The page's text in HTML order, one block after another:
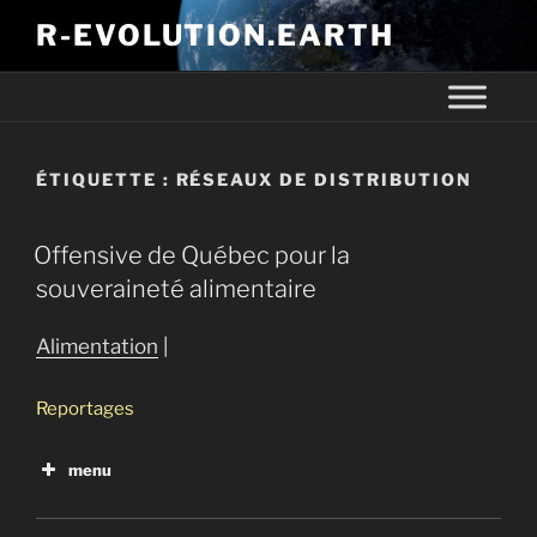
R-EVOLUTION.EARTH
ÉTIQUETTE : RÉSEAUX DE DISTRIBUTION
Offensive de Québec pour la
souveraineté alimentaire
Alimentation
Reportages
menu